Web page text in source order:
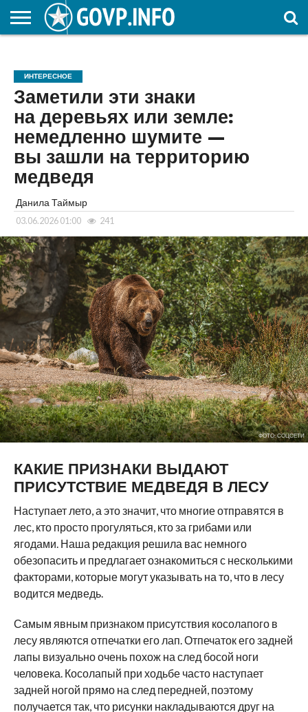
ОБРАЗОВАНИЕ
ИНТЕРЕСНОЕ
Заметили эти знаки
на деревьях или земле:
немедленно шумите —
вы зашли на территорию
медведя
Данила Таймыр
03.06.2026 01:00 241
ФОТО: СОЦСЕТИ
КАКИЕ ПРИЗНАКИ ВЫДАЮТ
ПРИСУТСТВИЕ МЕДВЕДЯ В ЛЕСУ
Наступает лето, а это значит, что многие отправятся в
лес, кто просто прогуляться, кто за грибами или
ягодами. Наша редакция решила вас немного
обезопасить и предлагает ознакомиться с несколькими
факторами, которые могут указывать на то, что в лесу
водится медведь.
Самым явным признаком присутствия косолапого в
лесу являются отпечатки его лап. Отпечаток его задней
лапы визуально очень похож на след босой ноги
человека. Косолапый при ходьбе часто наступает
задней ногой прямо на след передней, поэтому
получается так, что рисунки накладываются друг на